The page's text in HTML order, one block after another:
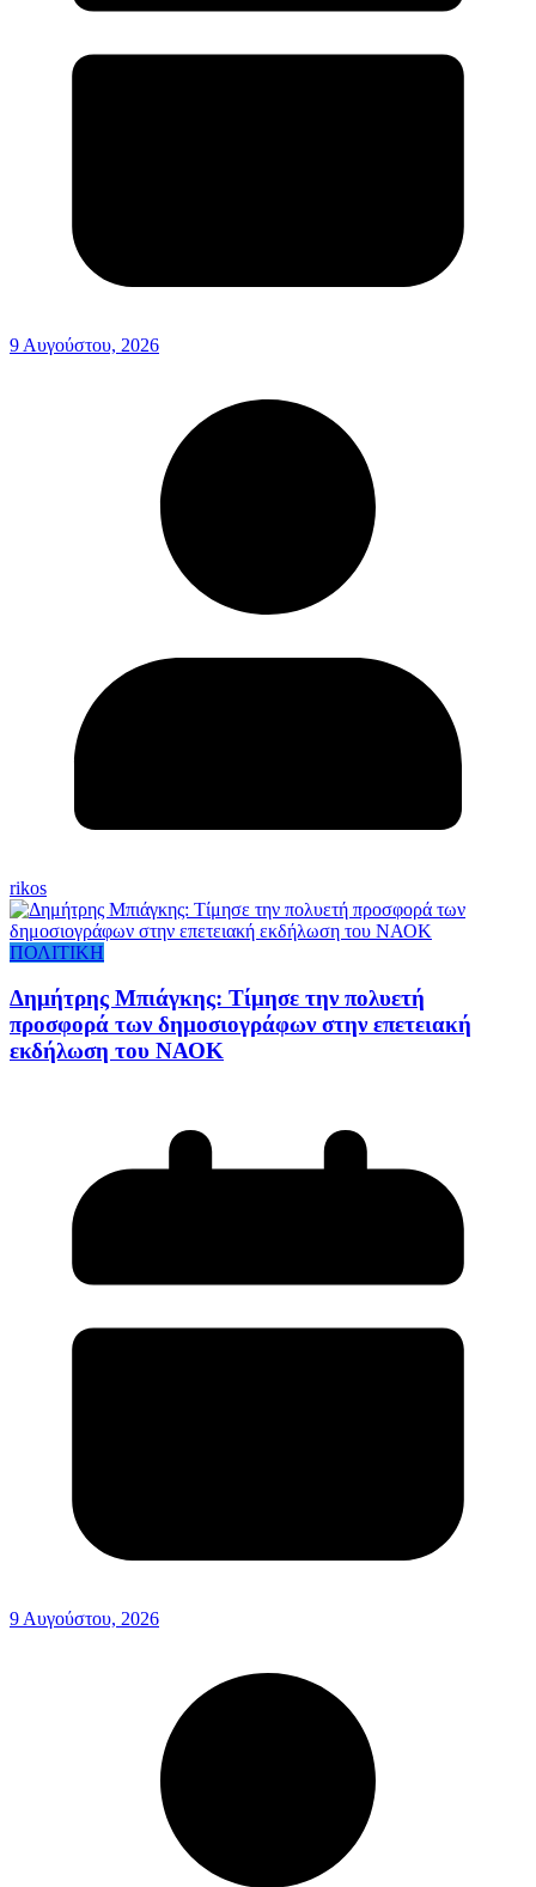
9 Αυγούστου, 2026
rikos
ΠΟΛΙΤΙΚΗ
Δημήτρης Μπιάγκης: Τίμησε την πολυετή
προσφορά των δημοσιογράφων στην επετειακή
εκδήλωση του ΝΑΟΚ
9 Αυγούστου, 2026